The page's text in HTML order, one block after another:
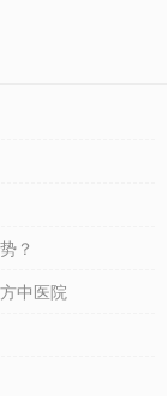
？
中医院